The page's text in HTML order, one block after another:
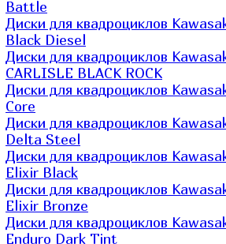
Battle
Диски для квадроциклов
Black Diesel
Диски для квадроциклов
CARLISLE BLACK ROCK
Диски для квадроциклов
Core
Диски для квадроциклов
Delta Steel
Диски для квадроциклов
Elixir Black
Диски для квадроциклов
Elixir Bronze
Диски для квадроциклов
Enduro Dark Tint